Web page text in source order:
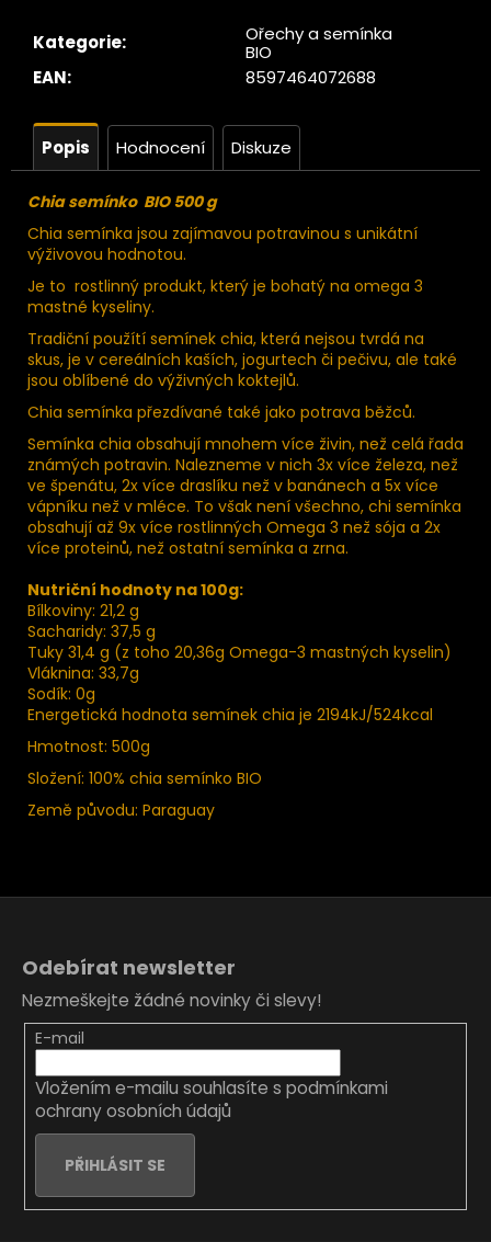
Kategorie:
Ořechy a semínka
BIO
EAN: 8597464072688
Popis Hodnocení Diskuze
Chia semínko BIO 500 g
Chia semínka jsou zajímavou potravinou s unikátní
výživovou hodnotou.
Je to rostlinný produkt, který je bohatý na omega 3
mastné kyseliny.
Tradiční použítí semínek chia, která nejsou tvrdá na
skus, je v cereálních kaších, jogurtech či pečivu, ale také
jsou oblíbené do výživných koktejlů.
Chia semínka přezdívané také jako potrava běžců.
Semínka chia obsahují mnohem více živin, než celá řada
známých potravin. Nalezneme v nich 3x více železa, než
ve špenátu, 2x více draslíku než v banánech a 5x více
vápníku než v mléce. To však není všechno, chi semínka
obsahují až 9x více rostlinných Omega 3 než sója a 2x
více proteinů, než ostatní semínka a zrna.
Nutriční hodnoty na 100g:
Bílkoviny: 21,2 g
Sacharidy: 37,5 g
Tuky 31,4 g (z toho 20,36g Omega-3 mastných kyselin)
Vláknina: 33,7g
Sodík: 0g
Energetická hodnota semínek chia je 2194kJ/524kcal
Hmotnost: 500g
Složení: 100% chia semínko BIO
Země původu: Paraguay
e
bez
BIO
RAW
72
Kč
Kč
Odebírat newsletter
Nezmeškejte žádné novinky či slevy!
E-mail
Vložením e-mailu souhlasíte s podmínkami
ochrany osobních údajů
PŘIHLÁSIT SE